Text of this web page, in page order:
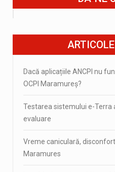
Dacă aplicațiile ANCPI nu
OCPI Maramureș?
Testarea sistemului e-Terra
evaluare
Vreme caniculară,
Maramures